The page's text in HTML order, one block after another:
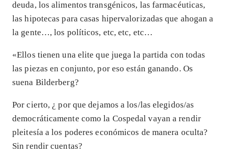
deuda, los alimentos transgénicos, las farmacéuticas,
las hipotecas para casas hipervalorizadas que ahogan a
la gente…, los políticos, etc, etc, etc…
«Ellos tienen una elite que juega la partida con todas
las piezas en conjunto, por eso están ganando. Os
suena Bilderberg?
Por cierto, ¿ por que dejamos a los/las elegidos/as
democráticamente como la Cospedal vayan a rendir
pleitesía a los poderes económicos de manera oculta?
Sin rendir cuentas?